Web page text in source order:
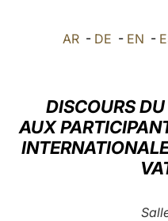
AR - DE - EN -
DISCOURS
AUX